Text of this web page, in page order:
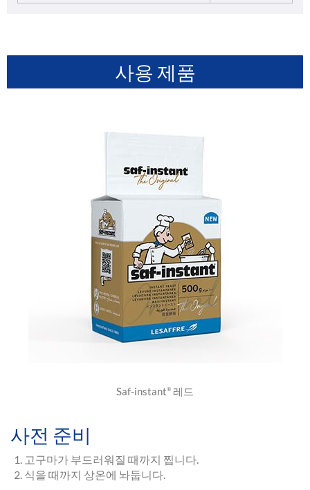
사용 제품
Saf-instant® 레드
사전 준비
고구마가 부드러워질 때까지 찝니다.
식을 때까지 상온에 놔둡니다.